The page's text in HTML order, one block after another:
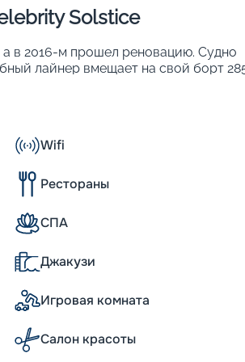
Solstice
а в 2016-м прошел реновацию. Судно
лайнер вмещает на свой борт
палубе судна;
каждый из которых обладает
захватывающими видами на
возможность наблюдать за
свежим морским
поражает отличной организацией и
Wifi
Рестораны
СПА
Джакузи
Игровая комната
Салон красоты